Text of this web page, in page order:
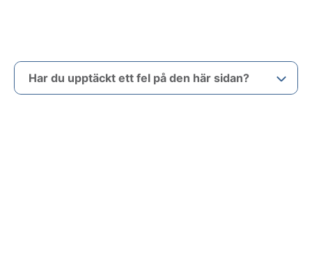
Har du upptäckt ett fel på den här sidan?